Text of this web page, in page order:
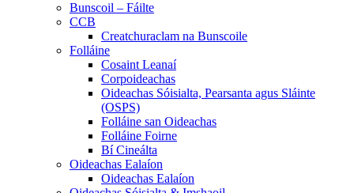
Bunscoil – Fáilte
CCB
Creatchuraclam na Bunscoile
Folláine
Cosaint Leanaí
Corpoideachas
Oideachas Sóisialta, Pearsanta agus Sláinte
(OSPS)
Folláine san Oideachas
Folláine Foirne
Bí Cineálta
Oideachas Ealaíon
Oideachas Ealaíon